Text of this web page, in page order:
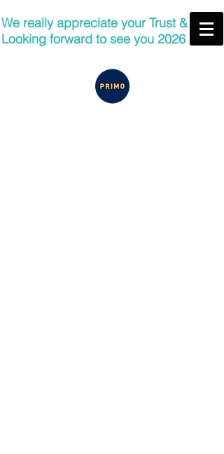
We really appreciate your Trust &
Looking forward to see you 2026